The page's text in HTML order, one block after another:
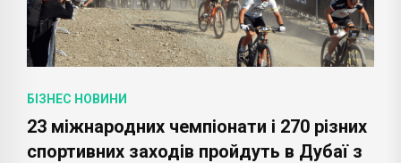
БІЗНЕС НОВИНИ
23 міжнародних чемпіонати і 270 різних
спортивних заходів пройдуть в Дубаї з